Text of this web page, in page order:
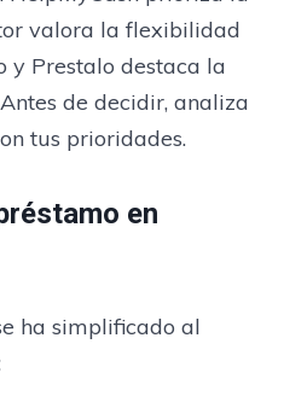
valora la flexibilidad
y Prestalo destaca la
de decidir, analiza
tus prioridades.
en
ha simplificado al